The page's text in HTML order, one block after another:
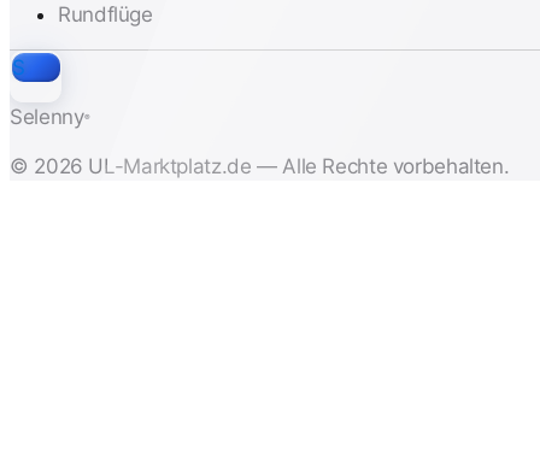
Rundflüge
S
Selenny®
© 2026 UL-Marktplatz.de — Alle Rechte vorbehalten.